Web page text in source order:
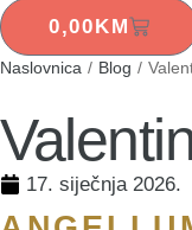
0,00KM
Naslovnica / Blog /
17. siječnja 2026.